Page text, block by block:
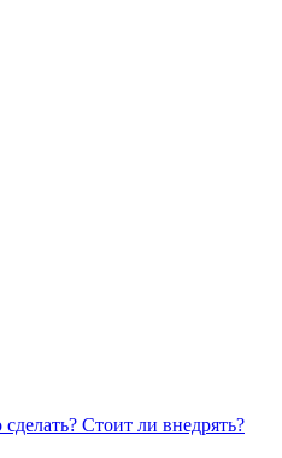
Стоит ли внедрять?